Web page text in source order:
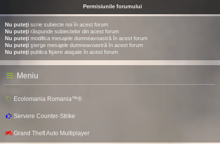
Permisiunile forumului
Nu puteţi scrie subiecte noi în acest forum
Nu puteţi răspunde subiectelor din acest forum
Nu puteţi modifica mesajele dumneavoastră în acest forum
Nu puteţi şterge mesajele dumneavoastră în acest forum
Nu puteţi publica fişiere ataşate în acest forum
Meniu
Ecolomania Romania™®
Servere Counter-Strike
Grand Theft Auto Multiplayer